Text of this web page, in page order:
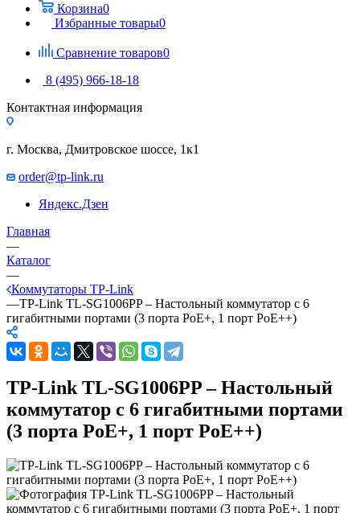
Корзина0
Избранные товары0
Сравнение товаров0
8 (495) 966-18-18
Контактная информация
г. Москва, Дмитровское шоссе, 1к1
order@tp-link.ru
Яндекс.Дзен
Главная
—
Каталог
—
Коммутаторы TP-Link
—TP-Link TL-SG1006PP – Настольный коммутатор с 6
гигабитными портами (3 порта PoE+, 1 порт PoE++)
TP-Link TL-SG1006PP – Настольный
коммутатор с 6 гигабитными портами
(3 порта PoE+, 1 порт PoE++)